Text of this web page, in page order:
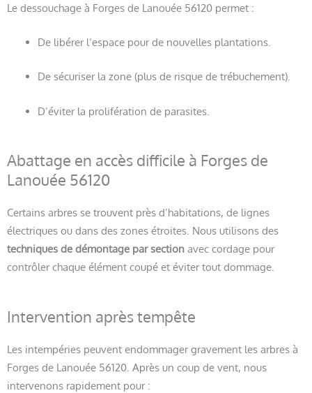
Le dessouchage à Forges de Lanouée 56120 permet :
De libérer l’espace pour de nouvelles plantations.
De sécuriser la zone (plus de risque de trébuchement).
D’éviter la prolifération de parasites.
Abattage en accès difficile à Forges de
Lanouée 56120
Certains arbres se trouvent près d’habitations, de lignes
électriques ou dans des zones étroites. Nous utilisons des
techniques de démontage par section avec cordage pour
contrôler chaque élément coupé et éviter tout dommage.
Intervention après tempête
Les intempéries peuvent endommager gravement les arbres à
Forges de Lanouée 56120. Après un coup de vent, nous
intervenons rapidement pour :